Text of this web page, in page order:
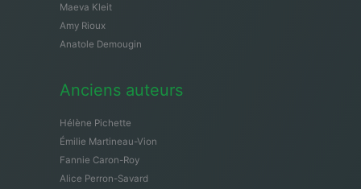
Maeva Kleit
Amy Rioux
Anatole Demougin
Anciens auteurs
Hélène Pichette
Émilie Martineau-Vion
Fannie Caron-Roy
Alice Perron-Savard